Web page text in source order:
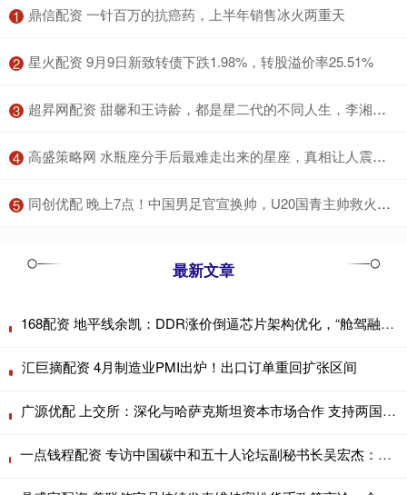
1 ​鼎信配资 一针百万的抗癌药，上半年销售冰火两重天
2 ​星火配资 9月9日新致转债下跌1.98%，转股溢价率25.51%
3 ​超昇网配资 甜馨和王诗龄，都是星二代的不同人生，李湘教育理念到底赢在哪里
4 ​高盛策略网 水瓶座分手后最难走出来的星座，真相让人震惊！
5 ​同创优配 晚上7点！中国男足官宣换帅，U20国青主帅救火，年轻化成唯一期待_久尔杰维奇_伊万_国足
最新文章
168配资 地平线余凯：DDR涨价倒逼芯片架构优化，“舱驾融合”契合降本路径
汇巨摘配资 4月制造业PMI出炉！出口订单重回扩张区间
广源优配 上交所：深化与哈萨克斯坦资本市场合作 支持两国机构赴对方市场展业
一点钱程配资 专访中国碳中和五十人论坛副秘书长吴宏杰：从“能耗双控”到“碳排放双控”，考核变革如何影响“十五五”减碳路径？